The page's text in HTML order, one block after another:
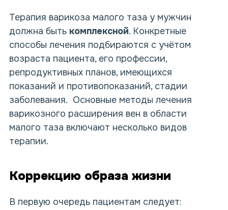
Терапия варикоза малого таза у мужчин
должна быть комплексной. Конкретные
способы лечения подбираются с учётом
возраста пациента, его профессии,
репродуктивных планов, имеющихся
показаний и противопоказаний, стадии
заболевания. Основные методы лечения
варикозного расширения вен в области
малого таза включают несколько видов
терапии.
Коррекцию образа жизни
В первую очередь пациентам следует: